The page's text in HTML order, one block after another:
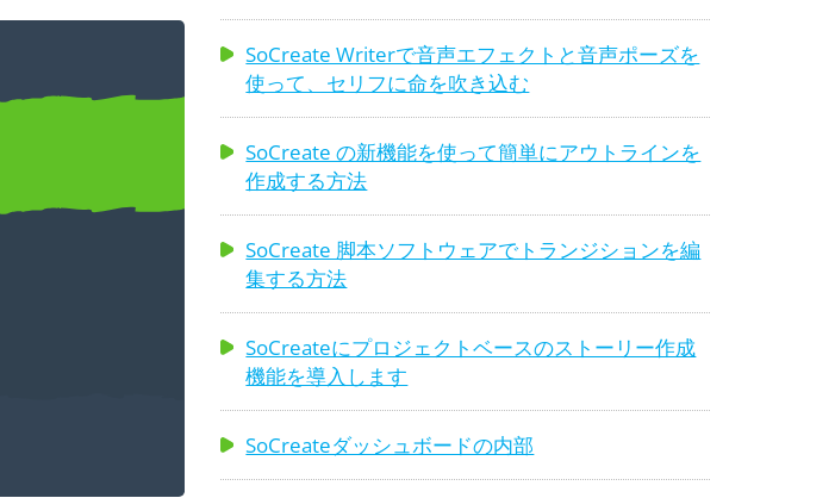
SoCreate Writerで音声エフェクトと音声ポーズを
使って、セリフに命を吹き込む
SoCreate の新機能を使って簡単にアウトラインを
作成する方法
SoCreate 脚本ソフトウェアでトランジションを編
集する方法
SoCreateにプロジェクトベースのストーリー作成
機能を導入します
SoCreateダッシュボードの内部